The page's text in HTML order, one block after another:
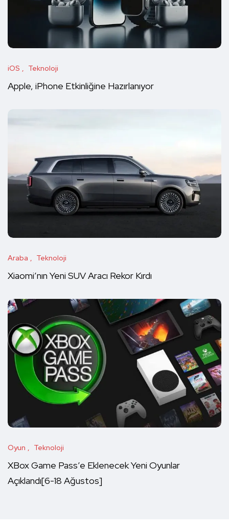
iOS Teknoloji
Apple, iPhone Etkinliğine Hazırlanıyor
Araba Teknoloji
Xiaomi’nın Yeni SUV Aracı Rekor Kırdı
Oyun Teknoloji
XBox Game Pass’e Eklenecek Yeni Oyunlar
Açıklandı[6-18 Ağustos]